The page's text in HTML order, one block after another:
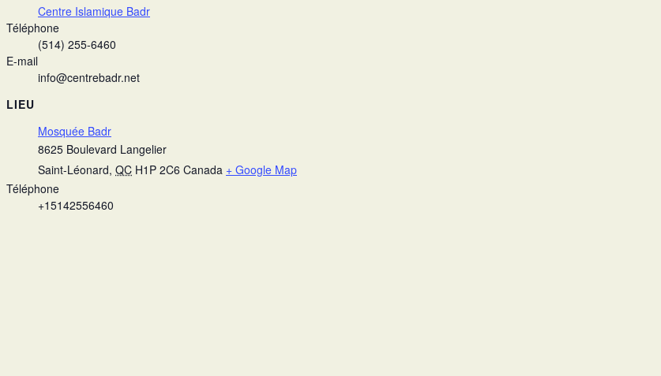
Centre Islamique Badr
Téléphone
(514) 255-6460
E-mail
info@centrebadr.net
LIEU
Mosquée Badr
8625 Boulevard Langelier
Saint-Léonard, QC H1P 2C6 Canada + Google Map
Téléphone
+15142556460